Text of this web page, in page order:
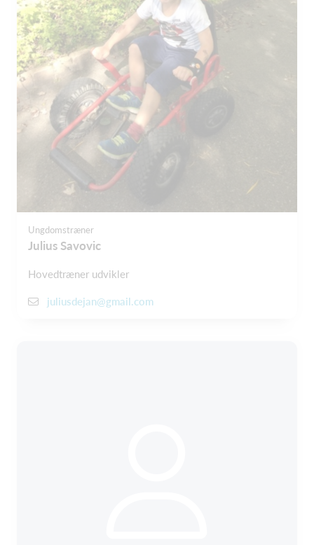
Ungdomstræner
Julius Savovic
Hovedtræner udvikler
juliusdejan@gmail.com